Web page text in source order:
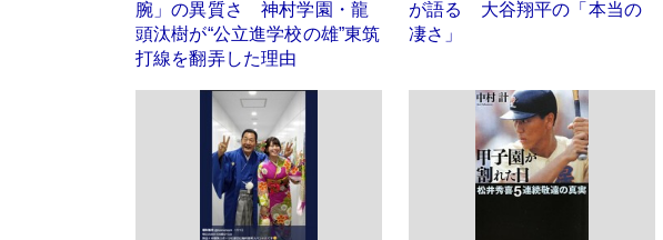
腕」の異質さ 神村学園・龍
頭汰樹が“公立進学校の雄”東筑
打線を翻弄した理由
が語る 大谷翔平の「本当の
凄さ」